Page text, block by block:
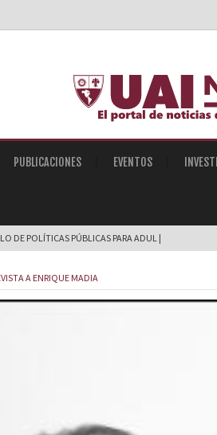
PUBLICACIONES EVENTOS
DE POLÍTICAS PÚBLICAS PARA ADULTOS MAYORES
A ENRIQUE MADIA